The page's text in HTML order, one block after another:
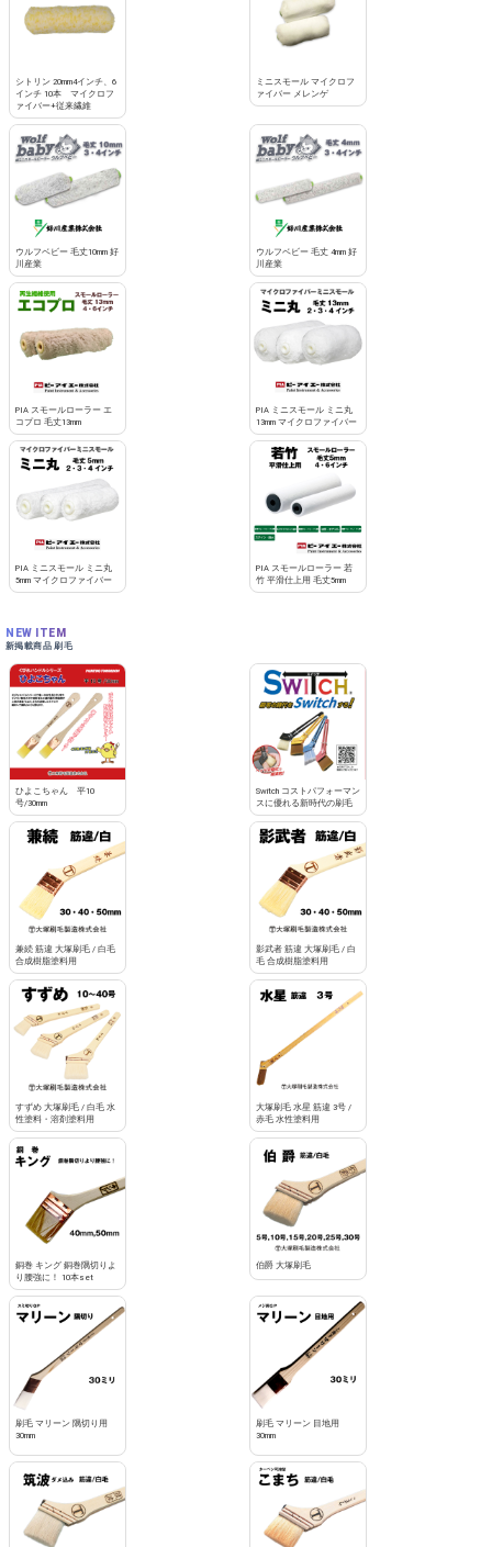
お買い物を続ける カートへ進む
シトリン 20mm4インチ、6
インチ 10本 マイクロフ
ァイバー+従来繊維
ミニスモール マイクロフ
ァイバー メレンゲ
ウルフベビー 毛丈10mm 好
川産業
ウルフベビー 毛丈 4mm 好
川産業
PIA スモールローラー エ
コプロ 毛丈13mm
PIA ミニスモール ミニ丸
13mm マイクロファイバー
PIA ミニスモール ミニ丸
5mm マイクロファイバー
PIA スモールローラー 若
竹 平滑仕上用 毛丈5mm
NEW ITEM
新掲載商品 刷毛
ひよこちゃん 平10
号/30mm
Switch コストパフォーマン
スに優れる新時代の刷毛
兼続 筋違 大塚刷毛 / 白毛
合成樹脂塗料用
影武者 筋違 大塚刷毛 / 白
毛 合成樹脂塗料用
すずめ 大塚刷毛 / 白毛 水
性塗料・溶剤塗料用
大塚刷毛 水星 筋違 3号 /
赤毛 水性塗料用
銅巻 キング 銅巻隅切りよ
り腰強に！ 10本set
伯爵 大塚刷毛
刷毛 マリーン 隅切り用
30mm
刷毛 マリーン 目地用
30mm